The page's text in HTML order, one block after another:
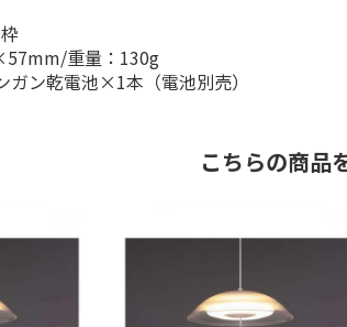
重量：130g
ン乾電池×1本（電池別売）
こちらの商品